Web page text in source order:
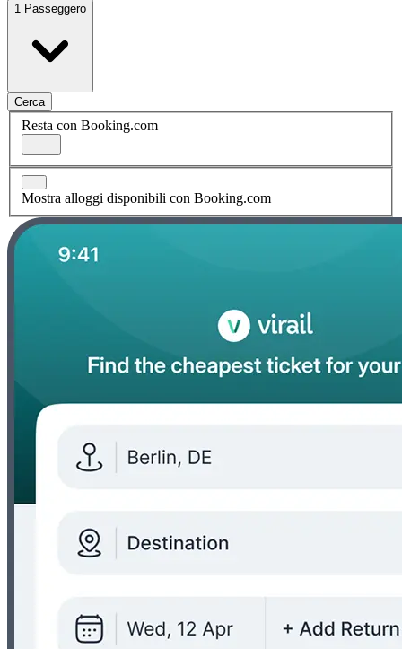
1 Passeggero
Cerca
Resta con Booking.com
Mostra alloggi disponibili con Booking.com